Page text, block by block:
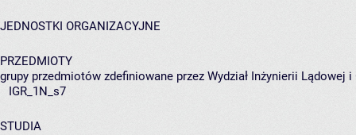
JEDNOSTKI ORGANIZACYJNE
PRZEDMIOTY
grupy przedmiotów zdefiniowane przez Wydział Inżynierii Lądowej
IGR_1N_s7
STUDIA